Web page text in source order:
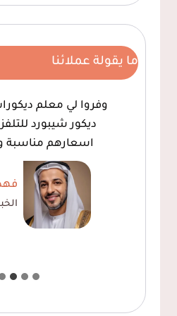
ما يقولة عملائنا
وفروا لي معلم
ديكور شيبورد
اسعارهم مناسبة